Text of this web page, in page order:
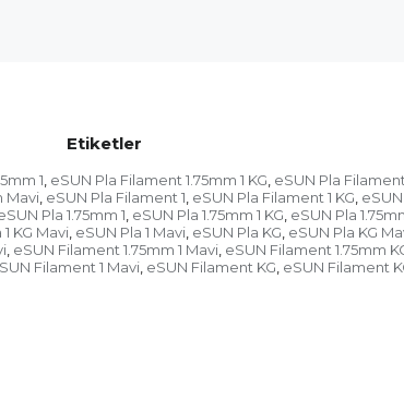
Etiketler
1, eSUN Pla Filament 1.75mm 1 KG, eSUN Pla
Mavi, eSUN Pla Filament 1, eSUN Pla Filament 1 KG,
Pla 1.75mm 1, eSUN Pla 1.75mm 1 KG, eSUN Pla
KG Mavi, eSUN Pla 1 Mavi, eSUN Pla KG, eSUN Pla KG
, eSUN Filament 1.75mm 1 Mavi, eSUN Filament 1.75mm
Filament 1 Mavi, eSUN Filament KG, eSUN Filament